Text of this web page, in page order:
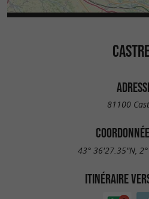
81100
43° 36'27.35"N,
ITINÉRAIRE